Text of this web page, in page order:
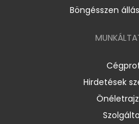
Böngésszen
Hirdetések